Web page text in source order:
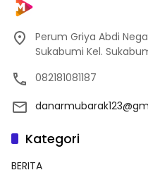
Perum Griya Abdi
Sukabumi Kel.
082181081187
Kategori
BERITA